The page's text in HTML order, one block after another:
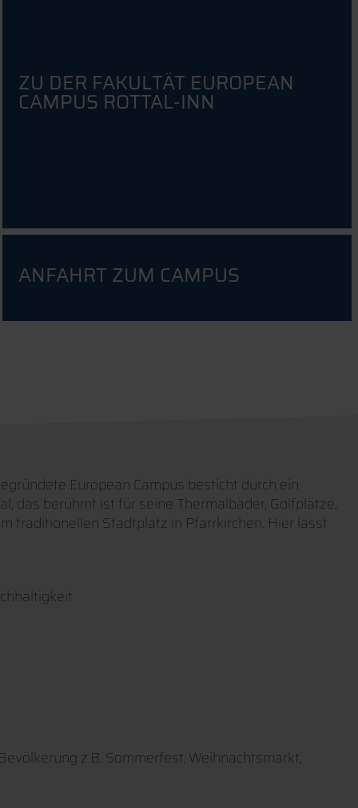
ZU DER FAKULTÄT EUROPEAN
CAMPUS ROTTAL-INN
ANFAHRT ZUM CAMPUS
European Campus besticht durch ein
das berühmt ist für seine Thermalbäder, Golfplätze,
traditionellen Stadtplatz in Pfarrkirchen. Hier lässt
z.B. Sommerfest, Weihnachtsmarkt,